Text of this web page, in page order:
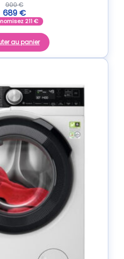
900€
689 €
211€
au panier